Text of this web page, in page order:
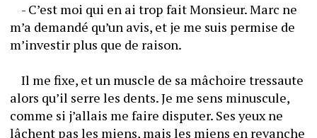
	- C’est moi qui en ai trop fait Monsieur. Marc ne
m’a demandé qu’un avis, et je me suis permise de
	Il me fixe, et un muscle de sa mâchoire tressaute
alors qu’il serre les dents. Je me sens minuscule,
comme si j’allais me faire disputer. Ses yeux ne
lâchent pas les miens, mais les miens en revanche